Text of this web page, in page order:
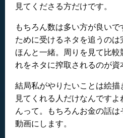
見てくださる方だけです。
もちろん数は多い方が良い
ために受けるネタを追うの
ほんと一緒。周りを見て比
れをネタに搾取されるのが資
結局私がやりたいことは絵
見てくれる人だけなんです
んって。もちろんお金の話
動画にします。